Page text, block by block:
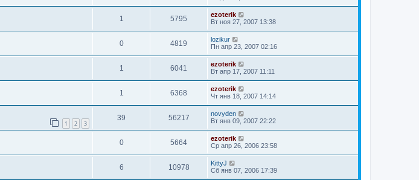
1 5795
ezoterik
Вт ноя 27, 2007 13:38
0 4819
lozikur
Пн апр 23, 2007 02:16
1 6041
ezoterik
Вт апр 17, 2007 11:11
1 6368
ezoterik
Чт янв 18, 2007 14:14
1 2 3
39 56217
novyden
Вт янв 09, 2007 22:22
0 5664
ezoterik
Ср апр 26, 2006 23:58
6 10978
KittyJ
Сб янв 07, 2006 17:39